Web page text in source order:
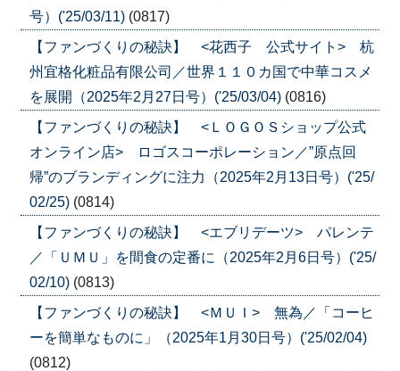
号）('25/03/11) (0817)
【ファンづくりの秘訣】 <花西子 公式サイト> 杭
州宜格化粧品有限公司／世界１１０カ国で中華コスメ
を展開（2025年2月27日号）('25/03/04) (0816)
【ファンづくりの秘訣】 <ＬＯＧＯＳショップ公式
オンライン店> ロゴスコーポレーション／”原点回
帰”のブランディングに注力（2025年2月13日号）('25/
02/25) (0814)
【ファンづくりの秘訣】 <エブリデーツ> パレンテ
／「ＵＭＵ」を間食の定番に（2025年2月6日号）('25/
02/10) (0813)
【ファンづくりの秘訣】 <ＭＵＩ> 無為／「コーヒ
ーを簡単なものに」（2025年1月30日号）('25/02/04)
(0812)